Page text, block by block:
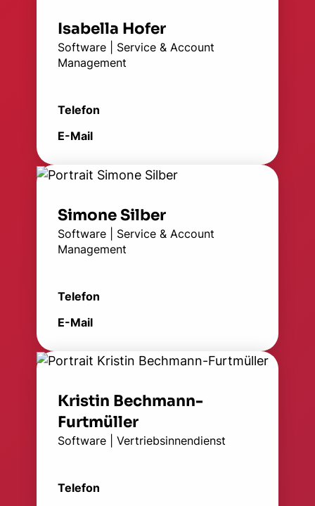
Isabella Hofer
Software | Service & Account
Management
Telefon
E-Mail
Simone Silber
Software | Service & Account
Management
Telefon
E-Mail
Kristin Bechmann-
Furtmüller
Software | Vertriebsinnendienst
Telefon